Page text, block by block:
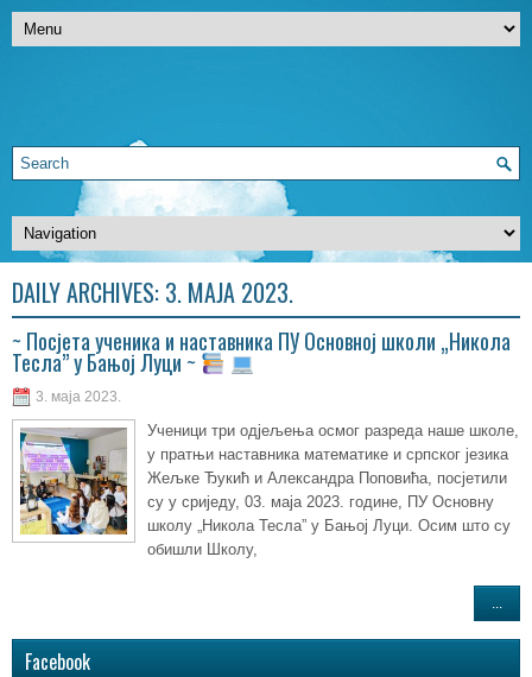
DAILY ARCHIVES: 3. МАЈА 2023.
~ Посјета ученика и наставника ПУ Основној школи „Никола
Тесла” у Бањој Луци ~
3. маја 2023.
Ученици три одјељења осмог разреда наше школе,
у пратњи наставника математике и српског језика
Жељке Ђукић и Александра Поповића, посјетили
су у сриједу, 03. маја 2023. године, ПУ Основну
школу „Никола Тесла” у Бањој Луци. Осим што су
обишли Школу,
Facebook